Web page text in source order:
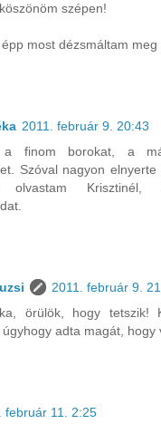
szépen!
most dézsmáltam
2011. február 9. 20:43
a finom borokat, a
Szóval nagyon
olvastam
2011. február 9.
örülök, hogy tetszik!
adta magát, hogy
február 11. 2:25